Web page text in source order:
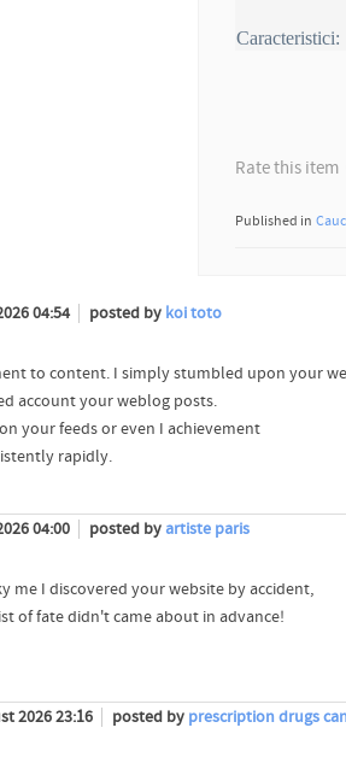
Caracteristici:
Rate this item
Published in
04:54 posted by koi toto
to content. I simply stumbled upon your
account your weblog posts.
your feeds or even I achievement
rapidly.
04:00 posted byartiste paris
me I discovered your website by accident,
of fate didn't came about in advance!
2026 23:16 posted by prescription drugs